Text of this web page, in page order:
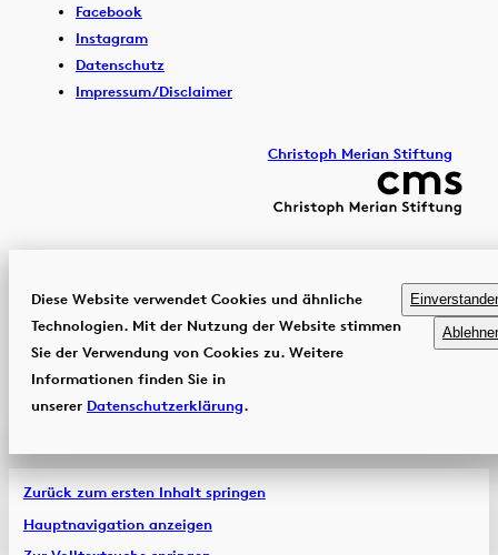
Facebook
Instagram
Datenschutz
Impressum/Disclaimer
Christoph Merian Stiftung
Diese Website verwendet Cookies und ähnliche
Technologien. Mit der Nutzung der Website stimmen
Sie der Verwendung von Cookies zu. Weitere
Informationen finden Sie in
unserer Datenschutzerklärung.
Zurück zum ersten Inhalt springen
Hauptnavigation anzeigen